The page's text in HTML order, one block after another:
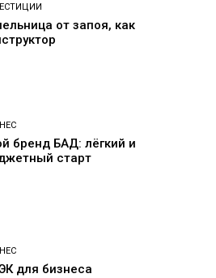
от запоя, как
бренд БАД: лёгкий и
старт
для бизнеса